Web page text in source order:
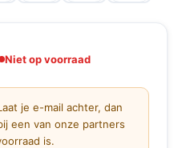
Niet op voorraad
je e-mail achter, dan
een van onze partners
is.